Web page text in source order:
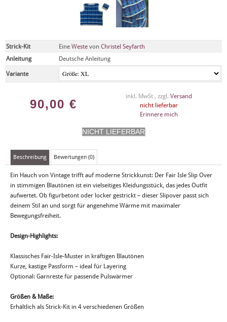
Strick-Kit Eine Weste von Christel Seyfarth
Anleitung
Deutsche Anleitung
Variante
90,00 €
inkl. MwSt , zzgl. Versand
nicht lieferbar
Erinnere mich
Beschreibung Bewertungen (0)
Ein Hauch von Vintage trifft auf moderne Strickkunst: Der Fair Isle Slip Over
in stimmigen Blautönen ist ein vielseitiges Kleidungsstück, das jedes Outfit
aufwertet. Ob figurbetont oder locker gestrickt – dieser Slipover passt sich
deinem Stil an und sorgt für angenehme Wärme mit maximaler
Bewegungsfreiheit.
Design-Highlights:
Klassisches Fair-Isle-Muster in kräftigen Blautönen
Kurze, kastige Passform – ideal für Layering
Optional: Garnreste für passende Pulswärmer
Größen & Maße:
Erhältlich als Strick-Kit in 4 verschiedenen Größen